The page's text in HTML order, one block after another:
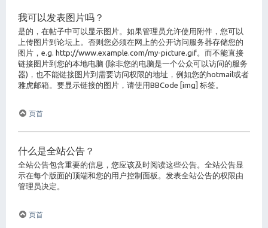
我可以发表图片吗？
是的，在帖子中可以显示图片。如果管理员允许使用附件，您可以
上传图片到论坛上。否则您必须在网上的公开访问服务器存储您的
图片，e.g. http://www.example.com/my-picture.gif。而不能直接
链接图片到您的本地电脑 (除非您的电脑是一个公众可以访问的服务
器)，也不能链接图片到需要访问权限的地址，例如您的hotmail或者
雅虎邮箱。要显示链接的图片，请使用BBCode [img] 标签。
页首
什么是全站公告？
全站公告包含重要的信息，您应该及时阅读这些公告。全站公告显
示在每个版面的顶端和您的用户控制面板。发表全站公告的权限由
管理员决定。
页首